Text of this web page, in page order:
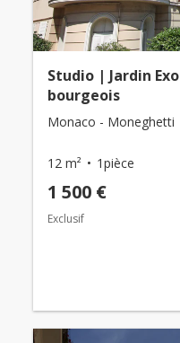
Studio | Jardin
bourgeois
Monaco - Moneghetti
12 m² 1pièce
1 500 €
Exclusif